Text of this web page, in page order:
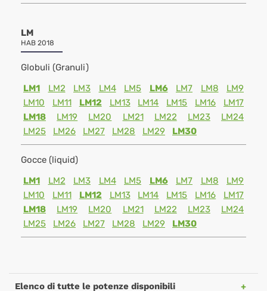
LM
HAB 2018
Globuli (Granuli)
LM1
LM2 LM3 LM4 LM5 LM6 LM7 LM8
LM9
LM10
LM11 LM12 LM13 LM14 LM15 LM16
LM17
LM18
LM19 LM20 LM21 LM22 LM23
LM24
LM25
LM26 LM27 LM28 LM29 LM30
Gocce (liquid)
LM1
LM2 LM3 LM4 LM5 LM6 LM7 LM8
LM9
LM10
LM11 LM12 LM13 LM14 LM15 LM16
LM17
LM18
LM19 LM20 LM21 LM22 LM23
LM24
LM25
LM26 LM27 LM28 LM29 LM30
Elenco di tutte le potenze disponibili